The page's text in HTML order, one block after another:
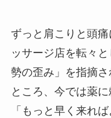
ずっと肩こりと頭
ッサージ店を転々
勢の歪み」を指摘
ところ、今では薬
「もっと早く来れ